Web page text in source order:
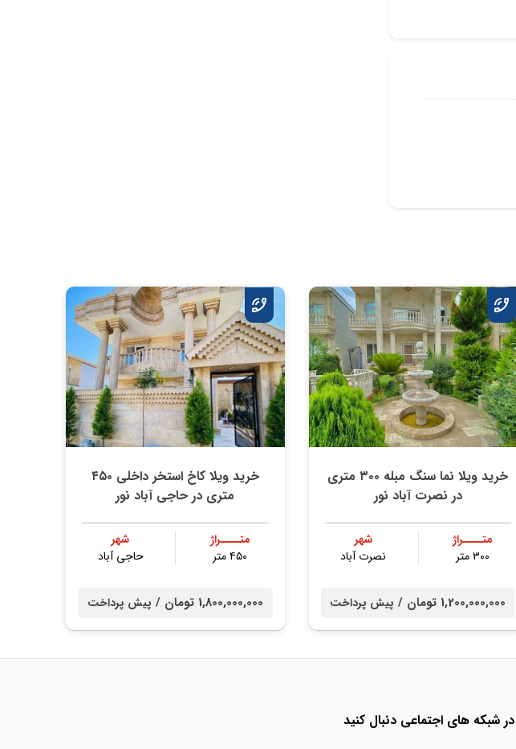
خرید ویلا نما سنگ مبله ۳۰۰ متری
در نصرت آباد نور
متــــراژ
۳۰۰ متر
شهر
نصرت آباد
1,200,000,000 تومان / پیش پرداخت
خرید ویلا کاخ استخر داخلی ۴۵۰
متری در حاجی آباد نور
متــــراژ
۴۵۰ متر
شهر
حاجی آباد
1,800,000,000 تومان / پیش پرداخت
در شبکه های اجتماعی دنبال کنید